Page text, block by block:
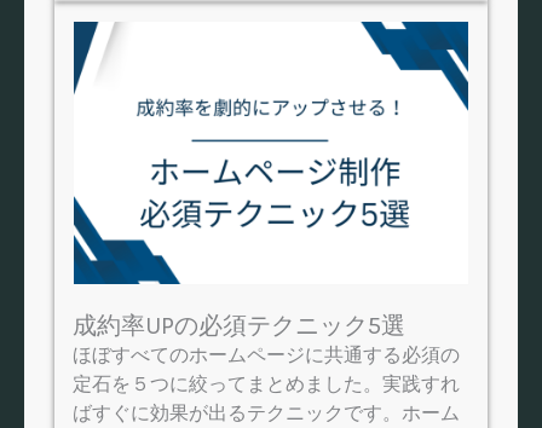
成約率UPの必須テクニック5選
ほぼすべてのホームページに共通する必須の
定石を５つに絞ってまとめました。実践すれ
ばすぐに効果が出るテクニックです。ホーム